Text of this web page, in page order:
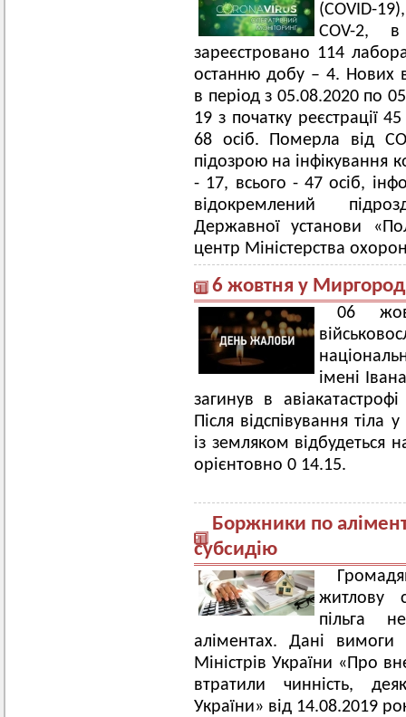
(COVID-
COV-2,
зареєстровано 114
останню добу – 4. Нових
в період з 05.08.2020 по
19 з початку реєстрації
68 осіб. Померла від
підозрою на інфікування
- 17, всього - 47 осіб,
відокремлений
Державної установи
центр Міністерства
6 жовтня у
06
імені
загинув в
Після відспівування
із земляком відбудеться
орієнтовно 0 14.15.
Боржники по
субсидію
житлову
пільга
аліментах. Дані вимоги
Міністрів України «Про
втратили чинність,
України» від 14.08.2019